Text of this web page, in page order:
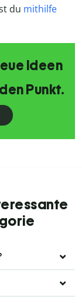
du mithilfe
Ideen
Punkt.